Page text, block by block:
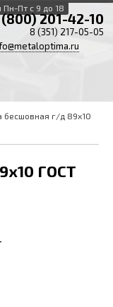
Пт с 9 до 18
201-42-10
8 (351) 217-05-05
бесшовная г/д 89х10
ГОСТ